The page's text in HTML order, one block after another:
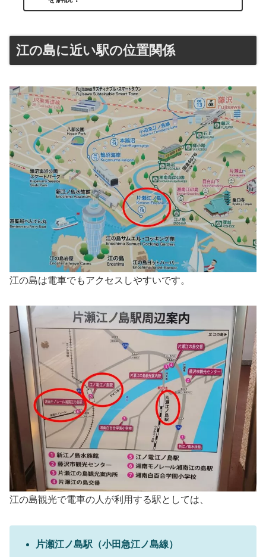
江の島に近い駅の位置関係
江の島は電車でもアクセスしやすいです。
江の島観光で電車の人が利用する駅としては、
片瀬江ノ島駅（小田急江ノ島線）